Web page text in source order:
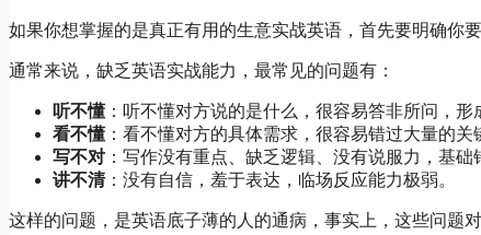
如果你想掌握的是真正有用的生意实战英语，首先要明确你
通常来说，缺乏英语实战能力，最常见的问题有：
听不懂 ：听不懂对方说的是什么，很容易答非所问，形
看不懂 ：看不懂对方的具体需求，很容易错过大量的关
写不对 ：写作没有重点、缺乏逻辑、没有说服力，基础
讲不清：没有自信，羞于表达，临场反应能力极弱。
这样的问题，是英语底子薄的人的通病，事实上，这些问题